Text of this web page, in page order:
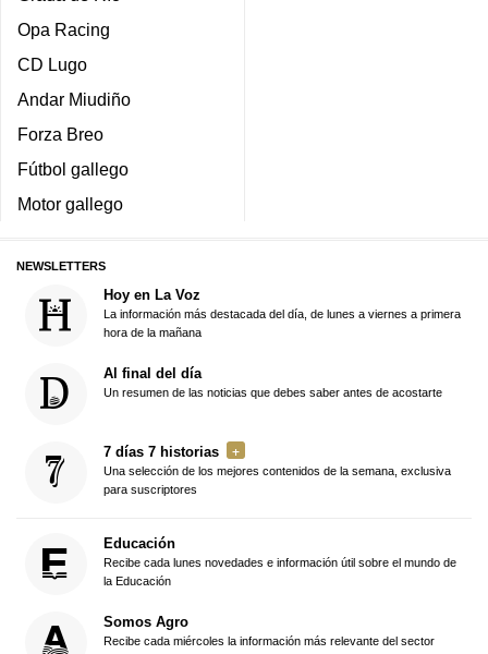
Opa Racing
CD Lugo
Andar Miudiño
Forza Breo
Fútbol gallego
Motor gallego
NEWSLETTERS
Hoy en La Voz
La información más destacada del día, de lunes a viernes a primera
hora de la mañana
Al final del día
Un resumen de las noticias que debes saber antes de acostarte
7 días 7 historias
Una selección de los mejores contenidos de la semana, exclusiva
para suscriptores
Educación
Recibe cada lunes novedades e información útil sobre el mundo de
la Educación
Somos Agro
Recibe cada miércoles la información más relevante del sector